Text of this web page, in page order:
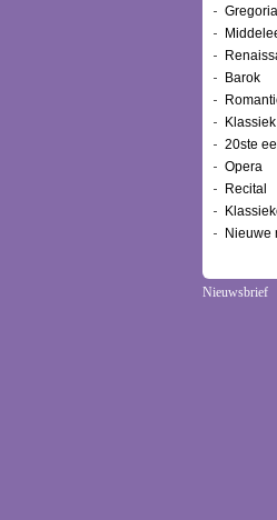
Barok
Klassiek
20ste
Opera
Recital
Nieuwe
Nieuwsbrief